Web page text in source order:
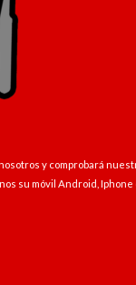
y comprobará
su móvil Android,